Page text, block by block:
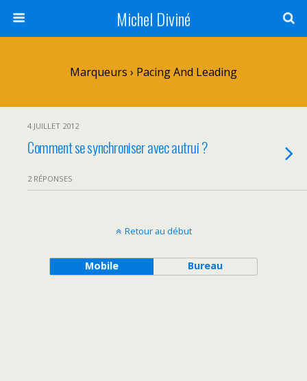
Michel Diviné
Marqueurs › Pacing And Leading
4 JUILLET 2012
Comment se synchroniser avec autrui ?
2 RÉPONSES
Retour au début
Mobile Bureau